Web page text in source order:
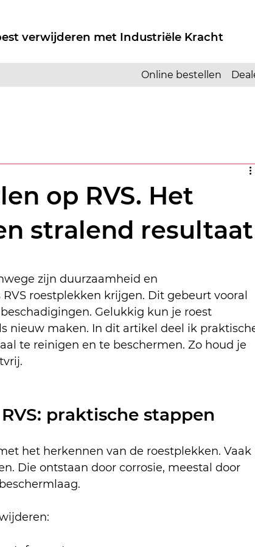
verwijderen met Industriële Kracht
Online bestellen
op RVS. Het
stralend resultaat
zijn duurzaamheid en
roestplekken krijgen. Dit gebeurt vooral
Gelukkig kun je roest
nieuw maken. In dit artikel deel ik
te reinigen en te beschermen. Zo houd je
praktische stappen
het herkennen van de roestplekken. Vaak
Die ontstaan door corrosie, meestal door